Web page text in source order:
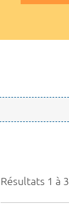
Résultats 1 à